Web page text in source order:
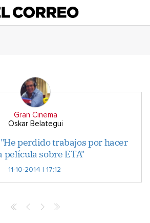
Gran Cinema
Oskar Belategui
perdido trabajos por hacer
película sobre ETA"
11-10-2014 | 17:12